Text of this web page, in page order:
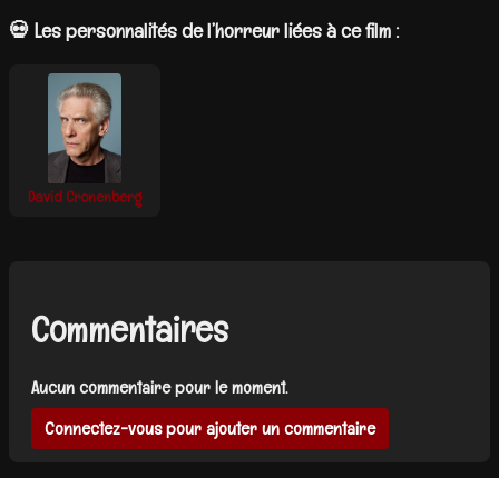
💀 Les personnalités de l’horreur liées à ce film :
David Cronenberg
Commentaires
Aucun commentaire pour le moment.
Connectez-vous pour ajouter un commentaire